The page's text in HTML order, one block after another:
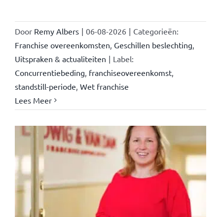
Door Remy Albers | 06-08-2026 | Categorieën:
Franchise overeenkomsten Geschillen beslechting
Uitspraken & actualiteiten | Label:
Concurrentiebeding franchiseovereenkomst,
standstill-periode Wet franchise
Lees Meer